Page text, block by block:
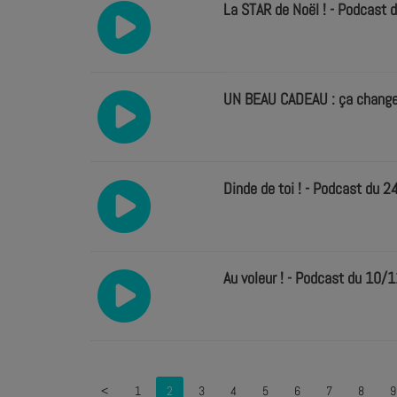
La STAR de Noël ! - Podcast
UN BEAU CADEAU : ça
Dinde de toi ! - Podcast du
Au voleur ! - Podcast du 10/
< 1 2 3 4 5 6 7 8 9